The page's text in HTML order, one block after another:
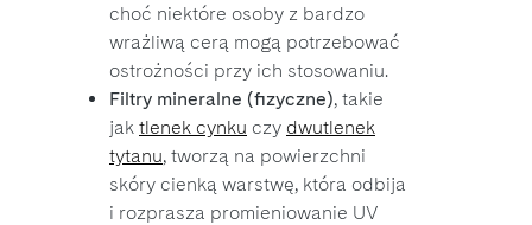
choć niektóre osoby z bardzo
wrażliwą cerą mogą potrzebować
ostrożności przy ich stosowaniu.
Filtry mineralne (fizyczne), takie
jak tlenek cynku czy dwutlenek
tytanu, tworzą na powierzchni
skóry cienką warstwę, która odbija
i rozprasza promieniowanie UV